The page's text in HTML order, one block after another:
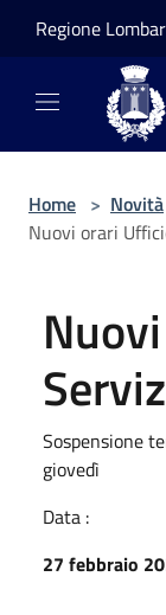
Regione
Home > Novità
Nuovi orari
Sospensione
giovedì
Data :
27 febbraio